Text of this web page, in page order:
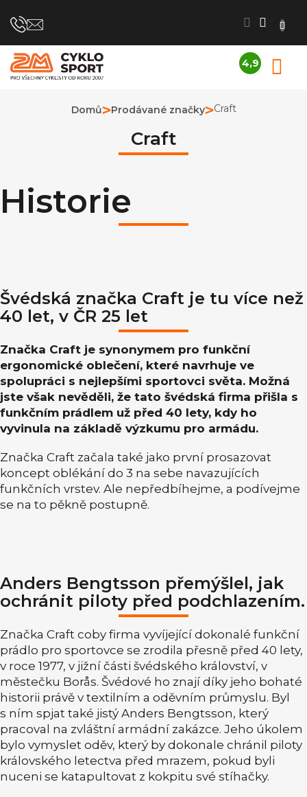
na
4,9
obchodu
je
Domů Prodávané značky Craft
Craft
Historie
Švédská značka Craft je tu více než
40 let, v ČR 25 let
Značka Craft je synonymem pro funkční
ergonomické oblečení, které navrhuje ve
spolupráci s nejlepšími sportovci světa. Možná
jste však nevěděli, že tato švédská firma přišla s
funkčním prádlem už před 40 lety, kdy ho
vyvinula na základě výzkumu pro armádu.
Značka Craft začala také jako první prosazovat
koncept oblékání do 3 na sebe navazujících
funkčních vrstev. Ale nepředbíhejme, a podívejme
se na to pěkně postupně.
Anders Bengtsson přemýšlel, jak
ochránit piloty před podchlazením.
Značka Craft coby firma vyvíjející dokonalé funkční
prádlo pro sportovce se zrodila přesně před 40 lety,
v roce 1977, v jižní části švédského království, v
městečku Borås. Švédové ho znají díky jeho bohaté
historii právě v textilním a oděvním průmyslu. Byl
s ním spjat také jistý Anders Bengtsson, který
pracoval na zvláštní armádní zakázce. Jeho úkolem
bylo vymyslet oděv, který by dokonale chránil piloty
královského letectva před mrazem, pokud byli
nuceni se katapultovat z kokpitu své stíhačky.